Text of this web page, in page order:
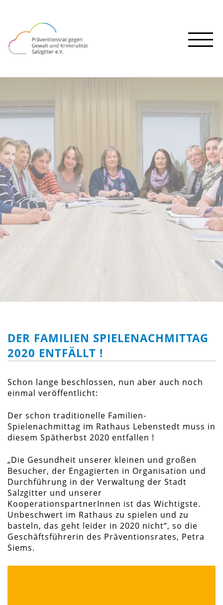
DER FAMILIEN SPIELENACHMITTAG
2020 ENTFÄLLT !
Schon lange beschlossen, nun aber auch noch
einmal veröffentlicht:
Der schon traditionelle Familien-
Spielenachmittag im Rathaus Lebenstedt muss in
diesem Spätherbst 2020 entfallen !
„Die Gesundheit unserer kleinen und großen
Besucher, der Engagierten in Organisation und
Durchführung in der Verwaltung der Stadt
Salzgitter und unserer
KooperationspartnerInnen ist das Wichtigste.
Unbeschwert im Rathaus zu spielen und zu
basteln, das geht leider in 2020 nicht“, so die
Geschäftsführerin des Präventionsrates, Petra
Siems.